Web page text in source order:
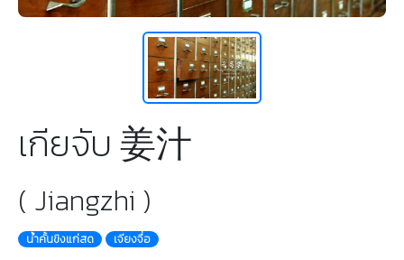
เกียจับ 姜汁
( Jiangzhi )
นํ้าคั้นขิงแก่สด เจียงจื่อ